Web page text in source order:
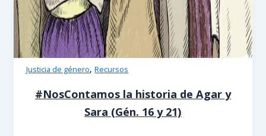
Justicia de género,Recursos
#NosContamos la historia de Agar y
Sara (Gén. 16 y 21)